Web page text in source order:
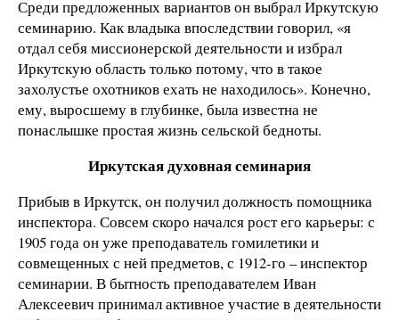
Среди предложенных вариантов он выбрал Иркутскую
семинарию. Как владыка впоследствии говорил, «я
отдал себя миссионерской деятельности и избрал
Иркутскую область только потому, что в такое
захолустье охотников ехать не находилось». Конечно,
ему, выросшему в глубинке, была известна не
понаслышке простая жизнь сельской бедноты.
Иркутская духовная семинария
Прибыв в Иркутск, он получил должность помощника
инспектора. Совсем скоро начался рост его карьеры: с
1905 года он уже преподаватель гомилетики и
совмещенных с ней предметов, с 1912-го – инспектор
семинарии. В бытность преподавателем Иван
Алексеевич принимал активное участие в деятельности